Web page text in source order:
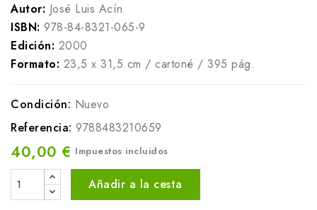
Autor: José Luis Acín
ISBN: 978-84-8321-065-9
Edición: 2000
Formato: 23,5 x 31,5 cm / cartoné / 395 pág.
Condición: Nuevo
Referencia: 9788483210659
40,00 € Impuestos incluidos
Añadir a la cesta